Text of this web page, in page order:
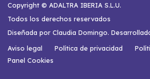
Copyright © ADALTRA IBERIA S.L.U.
Todos los derechos reservados
Diseñada por Claudia Domingo.
Aviso legal
Política de privacidad
Panel Cookies